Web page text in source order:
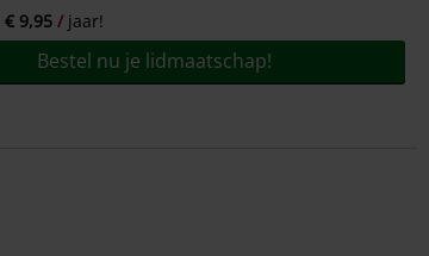
€ 9,95 jaar!
Bestel nu je lidmaatschap!